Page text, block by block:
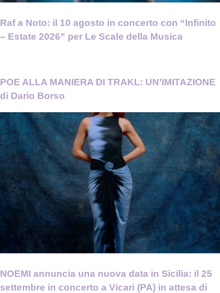
Raf a Noto: il 10 agosto in concerto con “Infinito
– Estate 2026” per Le Scale della Musica
POE ALLA MANIERA DI TRAKL: UN’IMITAZIONE
di Dario Borso
NOEMI annuncia una nuova data in Sicilia: il 25
settembre in concerto a Vicari (PA) in attesa di